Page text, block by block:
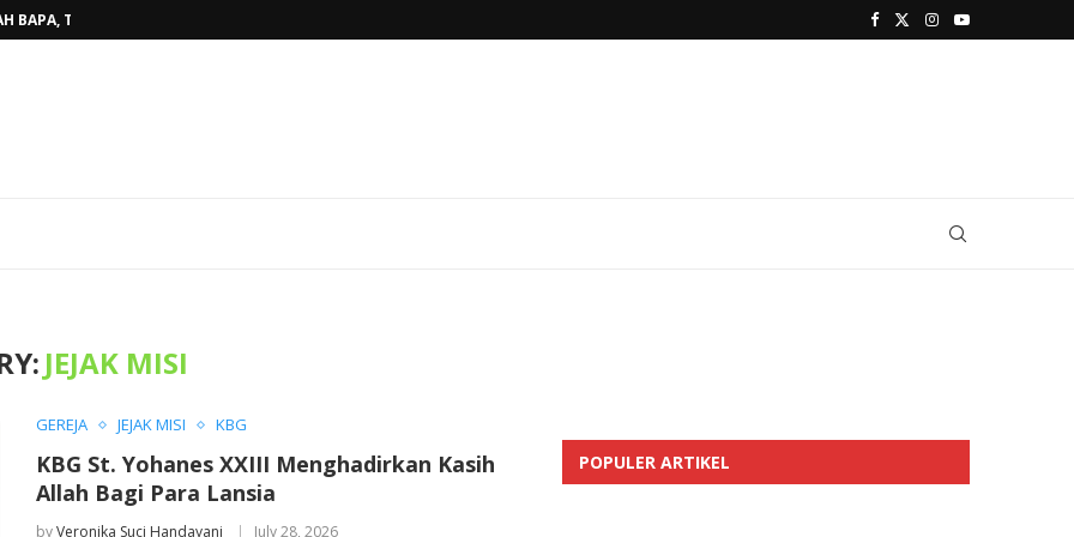
BAPA, TINGGALKAN...
JEJAK MISI
GEREJA JEJAK MISI KBG
KBG St. Yohanes XXIII Menghadirkan Kasih
Allah Bagi Para Lansia
byVeronika Suci Handayani July 28, 2026
POPULER ARTIKEL